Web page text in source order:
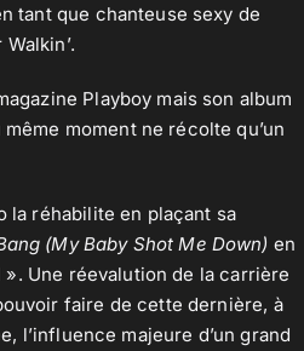
tant que chanteuse sexy de
Playboy mais son album
moment ne récolte qu’un
la réhabilite en plaçant sa
(My Baby Shot Me Down) en
Une réevalution de la carrière
faire de cette dernière, à
l’influence majeure d’un grand